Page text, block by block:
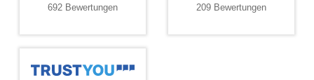
692 Bewertungen 209 Bewertungen